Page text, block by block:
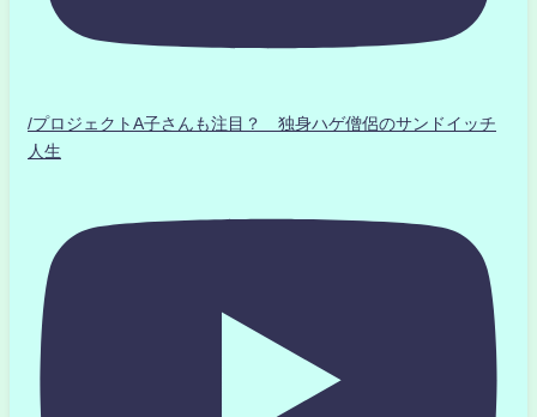
/プロジェクトA子さんも注目？ 独身ハゲ僧侶のサンドイッチ
人生